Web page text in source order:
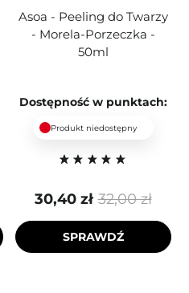
Asoa - Peeling do Twarzy
- Morela-Porzeczka -
50ml
Dostępność w punktach:
Produkt niedostępny
32,00 zł
30,40 zł
SPRAWDŹ